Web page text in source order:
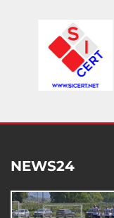
NEWS24